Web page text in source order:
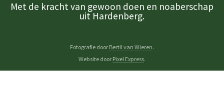
Met de kracht van gewoon doen en noaberschap
uit Hardenberg.
Fotografie door Bertil van Wieren.
Website door Pixel Express.